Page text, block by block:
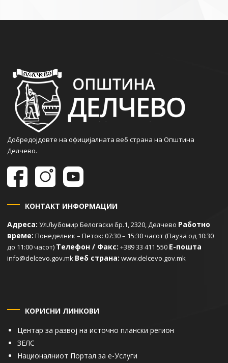
Добредојдовте на официјалната веб страна на Општина
Делчево.
КОНТАКТ ИНФОРМАЦИИ
Адреса: Ул.Љубомир Белогаски бр.1, 2320, Делчево Работно
време: Понеделник – Петок: 07:30 – 15:30 часот (Пауза од 10:30
до 11:00 часот) Телефон / Факс: +389 33 411 550 Е-пошта
info@delcevo.gov.mk Веб страна: www.delcevo.gov.mk
КОРИСНИ ЛИНКОВИ
Центар за развој на источно плански регион
ЗЕЛС
Националниот Портал за е-Услуги